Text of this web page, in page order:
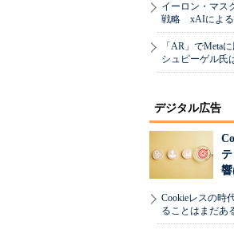
イーロン・マス
戦略 xAIによる
「AR」でMeta
シュピーゲル氏
デジタル広告
響
Cookieレスの時
ることはまだあ